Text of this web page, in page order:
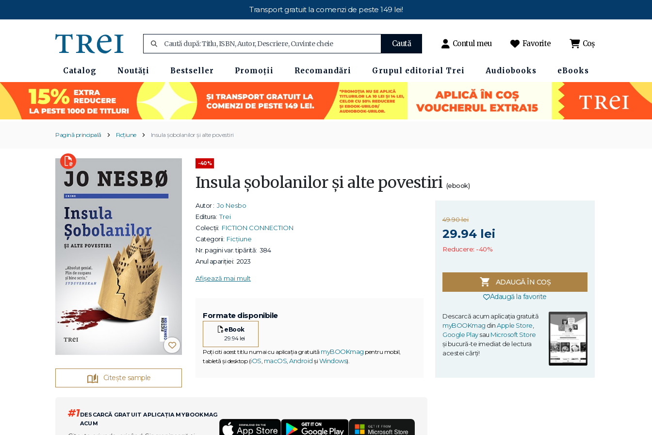
Transport gratuit la comenzi de peste 149 lei!
Caută Contul meu Favorite Coș
Catalog Noutăți Bestseller Promoții Recomandări Grupul editorial Trei Audiobooks eBooks
Pagină principală Ficțiune Insula șobolanilor și alte povestiri
Citește sample
-40%
Insula șobolanilor și alte povestiri (ebook)
Autor : Jo Nesbo
Editura: Trei
Colecții: FICTION CONNECTION
Categorii: Ficțiune
Nr. pagini var. tipărită: 384
Anul apariției: 2023
Afișează mai mult
Formate disponibile
eBook
29.94 lei
Poți citi acest titlu numai cu aplicația gratuită myBOOKmag pentru mobil,
tabletă și desktop (iOS macOS Android și Windows).
49.90 lei
29.94 lei
Reducere: -40%
ADAUGĂ ÎN COȘ
Adaugă la favorite
Descarcă acum aplicația gratuită
myBOOKmag dinApple Store
Google Playsau Microsoft Store
și bucură-te imediat de lectura
acestei cărți!
#1DESCARCĂ GRATUIT APLICAȚIA MYBOOKMAG
ACUM